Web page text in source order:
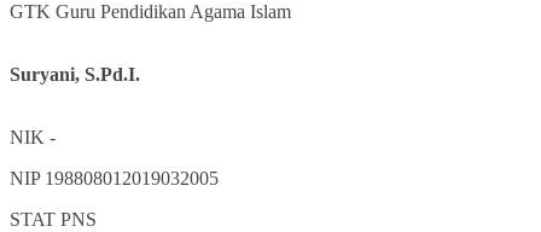
GTK Guru Pendidikan Agama Islam
Suryani, S.Pd.I.
NIK -
NIP 198808012019032005
STAT PNS